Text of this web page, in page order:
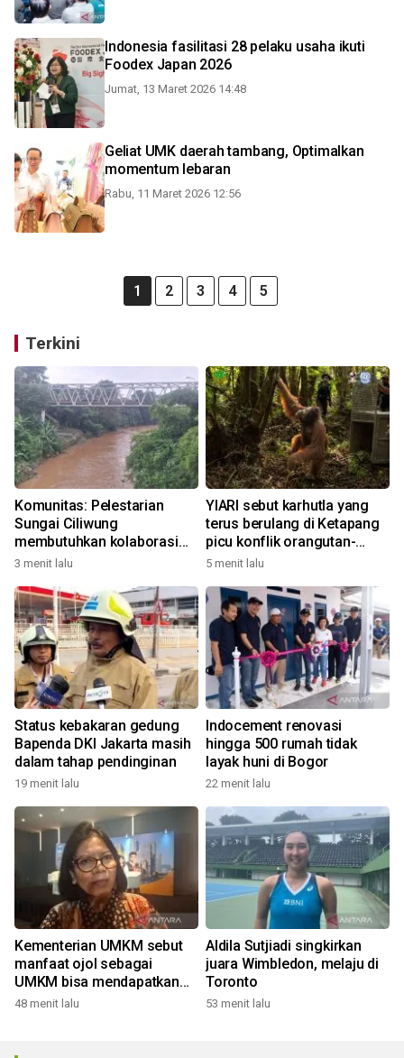
Indonesia fasilitasi 28 pelaku usaha ikuti
Foodex Japan 2026
Jumat, 13 Maret 2026 14:48
Geliat UMK daerah tambang, Optimalkan
momentum lebaran
Rabu, 11 Maret 2026 12:56
1 2 3 4 5
Terkini
Komunitas: Pelestarian
Sungai Ciliwung
membutuhkan kolaborasi
bersama
3 menit lalu
YIARI sebut karhutla yang
terus berulang di Ketapang
picu konflik orangutan-
warga
5 menit lalu
Status kebakaran gedung
Bapenda DKI Jakarta masih
dalam tahap pendinginan
19 menit lalu
Indocement renovasi
hingga 500 rumah tidak
layak huni di Bogor
22 menit lalu
Kementerian UMKM sebut
manfaat ojol sebagai
UMKM bisa mendapatkan
KUR
48 menit lalu
Aldila Sutjiadi singkirkan
juara Wimbledon, melaju di
Toronto
53 menit lalu